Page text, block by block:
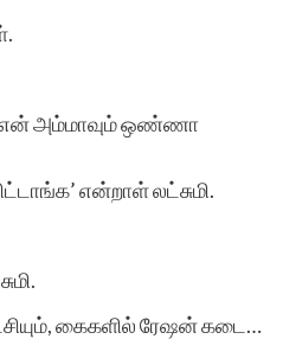
என் அம்மாவும் ஒண்ணா
என்றாள் லட்சுமி.
கைகளில் ரேஷன் கடை…